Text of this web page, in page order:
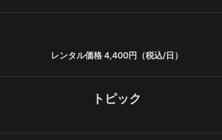
レンタル価格 4,400円（税込/日）
トピック